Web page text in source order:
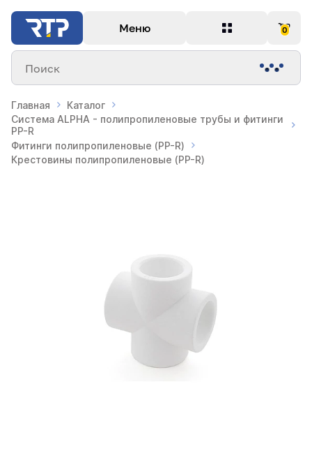
Меню 0
Поиск
Главная
Каталог
Система ALPHA - полипропиленовые трубы и фитинги
PP-R
Фитинги полипропиленовые (PP-R)
Крестовины полипропиленовые (PP-R)